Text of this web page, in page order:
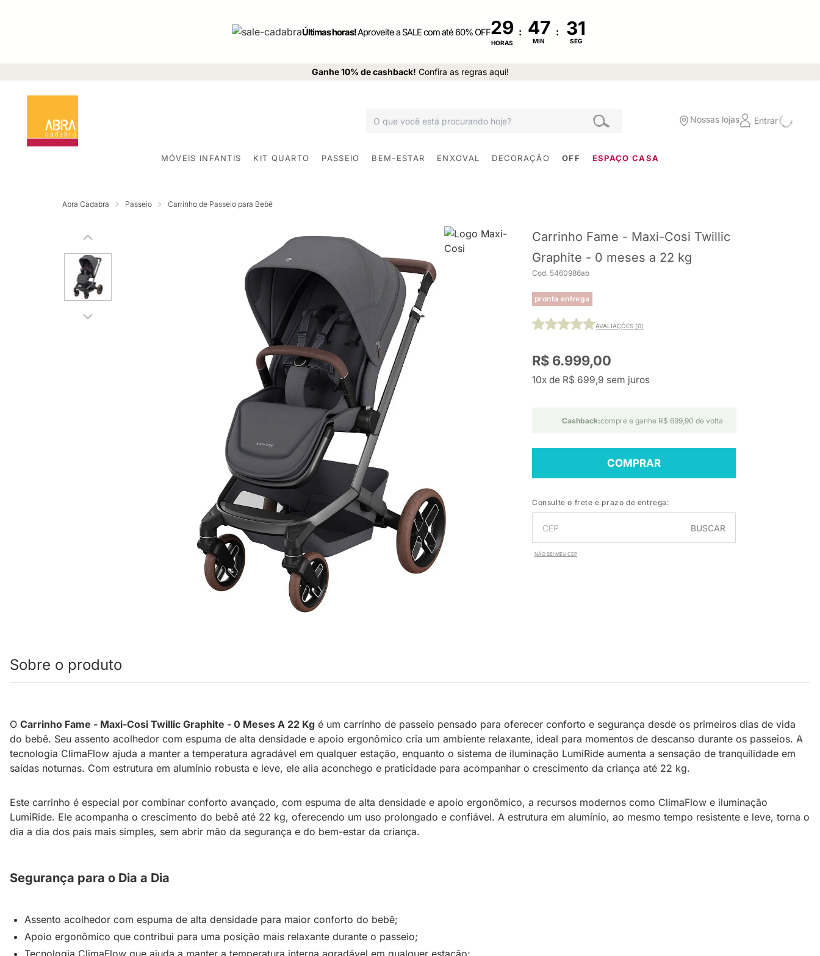
Últimas horas!Aproveite a SALE com até 60% OFF29
HORAS
:
MIN
:
SEG
Ganhe 10% de cashback! Confira as regras aqui!
Nossas lojas Entrar
MÓVEIS INFANTIS KIT QUARTO PASSEIO BEM-ESTAR ENXOVAL DECORAÇÃO OFF ESPAÇO CASA
Abra Cadabra Passeio Carrinho de Passeio para Bebê
Carrinho Fame - Maxi-Cosi Twillic
Graphite - 0 meses a 22 kg
Cod. 5460986ab
pronta entrega
AVALIAÇÕES (0)
R$ 6.999,00
10x de R$ 699,9 sem juros
Cashback:compre e ganhe R$ 699,90 de volta
COMPRAR
Consulte o frete e prazo de entrega:
BUSCAR
NÃO SEI MEU CEP
Sobre o produto
O Carrinho Fame - Maxi-Cosi Twillic Graphite - 0 Meses A 22 Kg é um carrinho de passeio pensado para oferecer conforto e segurança desde os primeiros dias de vida
do bebê. Seu assento acolhedor com espuma de alta densidade e apoio ergonômico cria um ambiente relaxante, ideal para momentos de descanso durante os passeios. A
tecnologia ClimaFlow ajuda a manter a temperatura agradável em qualquer estação, enquanto o sistema de iluminação LumiRide aumenta a sensação de tranquilidade em
saídas noturnas. Com estrutura em alumínio robusta e leve, ele alia aconchego e praticidade para acompanhar o crescimento da criança até 22 kg.
Este carrinho é especial por combinar conforto avançado, com espuma de alta densidade e apoio ergonômico, a recursos modernos como ClimaFlow e iluminação
LumiRide. Ele acompanha o crescimento do bebê até 22 kg, oferecendo um uso prolongado e confiável. A estrutura em alumínio, ao mesmo tempo resistente e leve, torna o
dia a dia dos pais mais simples, sem abrir mão da segurança e do bem-estar da criança.
Segurança para o Dia a Dia
Assento acolhedor com espuma de alta densidade para maior conforto do bebê;
Apoio ergonômico que contribui para uma posição mais relaxante durante o passeio;
Tecnologia ClimaFlow que ajuda a manter a temperatura interna agradável em qualquer estação;